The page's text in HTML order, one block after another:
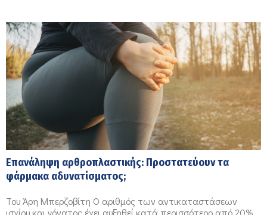
Επανάληψη αρθροπλαστικής: Προστατεύουν τα
φάρμακα αδυνατίσματος;
Του Άρη Μπερζοβίτη Ο αριθμός των αντικαταστάσεων